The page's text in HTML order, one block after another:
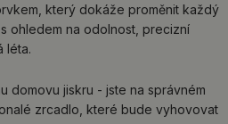
který dokáže proměnit každý
ohledem na odolnost, precizní
léta.
domovu jiskru - jste na správném
zrcadlo, které bude vyhovovat